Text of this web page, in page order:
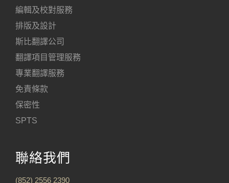
編輯及校對服務
排版及設計
斯比翻譯公司
翻譯項目管理服務
專業翻譯服務
免責條款
保密性
SPTS
聯絡我們
(852) 2556 2390